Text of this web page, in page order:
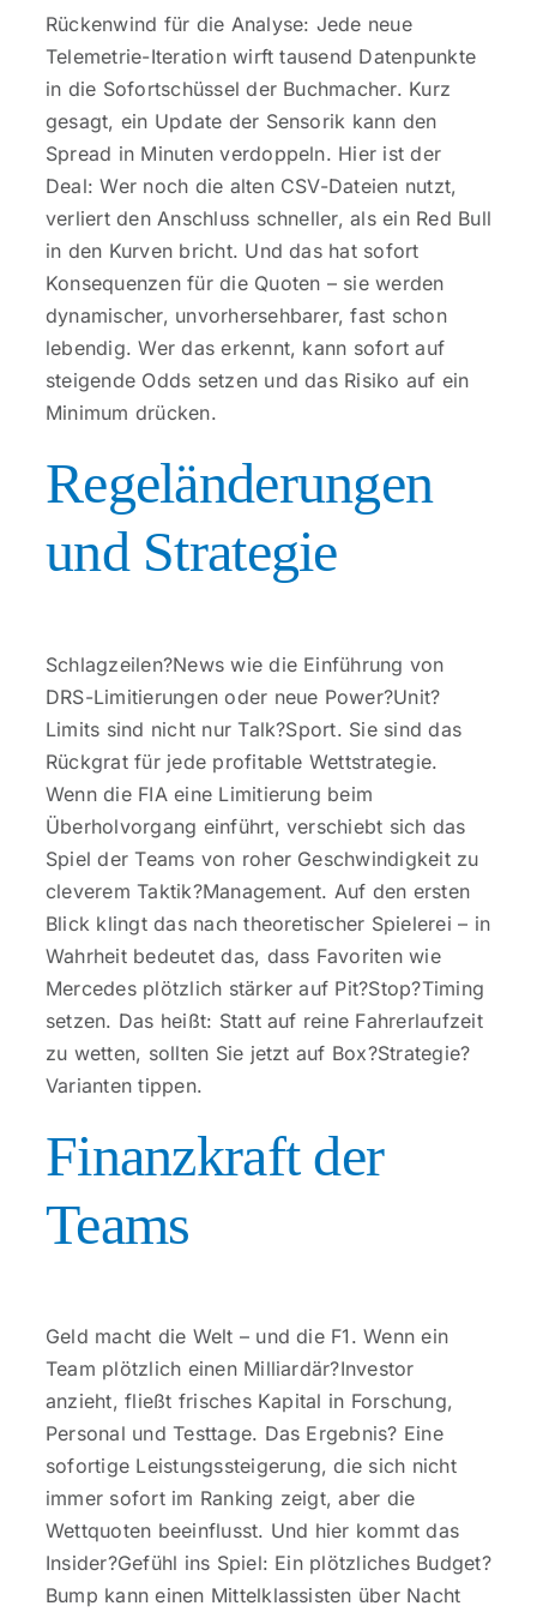
Kontakt
Rückenwind für die Analyse: Jede neue
Telemetrie-Iteration wirft tausend Datenpunkte
in die Sofortschüssel der Buchmacher. Kurz
gesagt, ein Update der Sensorik kann den
Spread in Minuten verdoppeln. Hier ist der
Deal: Wer noch die alten CSV-Dateien nutzt,
verliert den Anschluss schneller, als ein Red Bull
in den Kurven bricht. Und das hat sofort
Konsequenzen für die Quoten – sie werden
dynamischer, unvorhersehbarer, fast schon
lebendig. Wer das erkennt, kann sofort auf
steigende Odds setzen und das Risiko auf ein
Minimum drücken.
Regeländerungen
und Strategie
Schlagzeilen?News wie die Einführung von
DRS-Limitierungen oder neue Power?Unit?
Limits sind nicht nur Talk?Sport. Sie sind das
Rückgrat für jede profitable Wettstrategie.
Wenn die FIA eine Limitierung beim
Überholvorgang einführt, verschiebt sich das
Spiel der Teams von roher Geschwindigkeit zu
cleverem Taktik?Management. Auf den ersten
Blick klingt das nach theoretischer Spielerei – in
Wahrheit bedeutet das, dass Favoriten wie
Mercedes plötzlich stärker auf Pit?Stop?Timing
setzen. Das heißt: Statt auf reine Fahrerlaufzeit
zu wetten, sollten Sie jetzt auf Box?Strategie?
Varianten tippen.
Finanzkraft der
Teams
Geld macht die Welt – und die F1. Wenn ein
Team plötzlich einen Milliardär?Investor
anzieht, fließt frisches Kapital in Forschung,
Personal und Testtage. Das Ergebnis? Eine
sofortige Leistungssteigerung, die sich nicht
immer sofort im Ranking zeigt, aber die
Wettquoten beeinflusst. Und hier kommt das
Insider?Gefühl ins Spiel: Ein plötzliches Budget?
Bump kann einen Mittelklassisten über Nacht